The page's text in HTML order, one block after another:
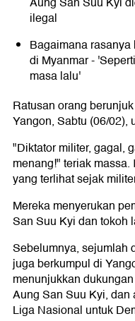
ilegal
Bagaimana
di Myanmar -
masa lalu'
Ratusan orang
Yangon, Sabtu (06/02),
"Diktator militer, gagal,
menang!" teriak
yang terlihat sejak
Mereka menyerukan
San Suu Kyi dan tokoh
Sebelumnya, sejumlah
juga berkumpul di
menunjukkan
Aung San Suu Kyi,
Liga Nasional untuk